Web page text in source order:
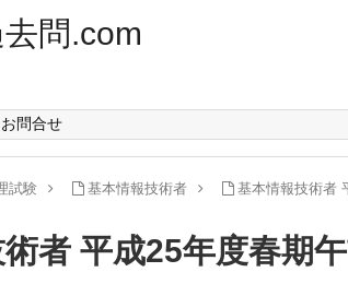
問.com
お問合せ
試験 基本情報技術者 基本情報技術者
者 平成25年度春期